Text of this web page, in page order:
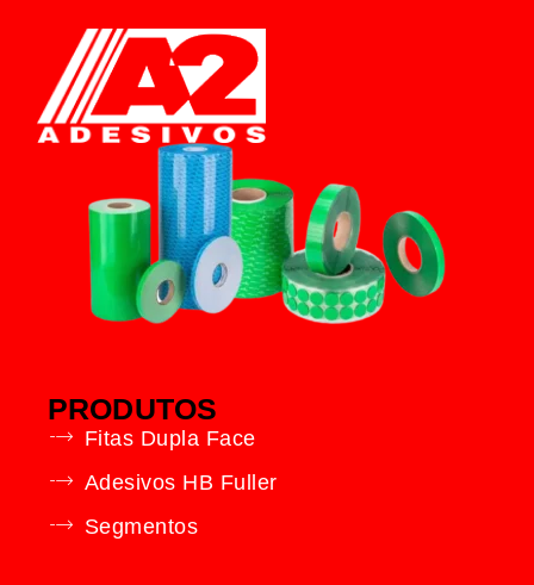
PRODUTOS
Fitas Dupla Face
Adesivos HB Fuller
Segmentos